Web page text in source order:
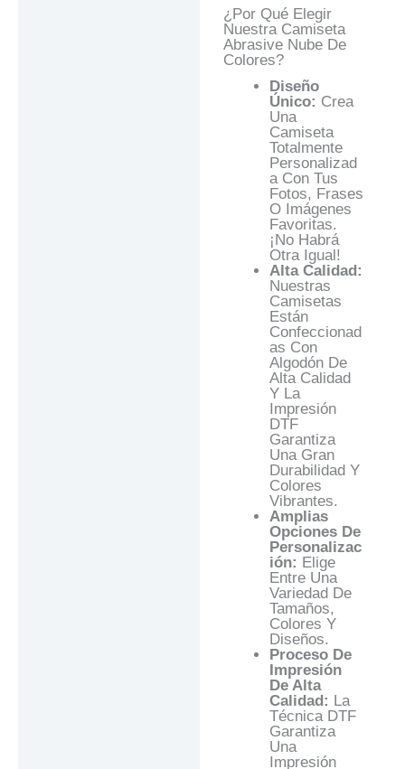
¿Por Qué Elegir
Nuestra Camiseta
Abrasive Nube De
Colores?
Diseño
Único: Crea
Una
Camiseta
Totalmente
Personalizad
A Con Tus
Fotos, Frases
O Imágenes
Favoritas.
¡No Habrá
Otra Igual!
Alta Calidad:
Nuestras
Camisetas
Están
Confeccionad
As Con
Algodón De
Alta Calidad
Y La
Impresión
DTF
Garantiza
Una Gran
Durabilidad Y
Colores
Vibrantes.
Amplias
Opciones De
Personalizac
Ión: Elige
Entre Una
Variedad De
Tamaños,
Colores Y
Diseños.
Proceso De
Impresión
De Alta
Calidad: La
Técnica DTF
Garantiza
Una
Impresión